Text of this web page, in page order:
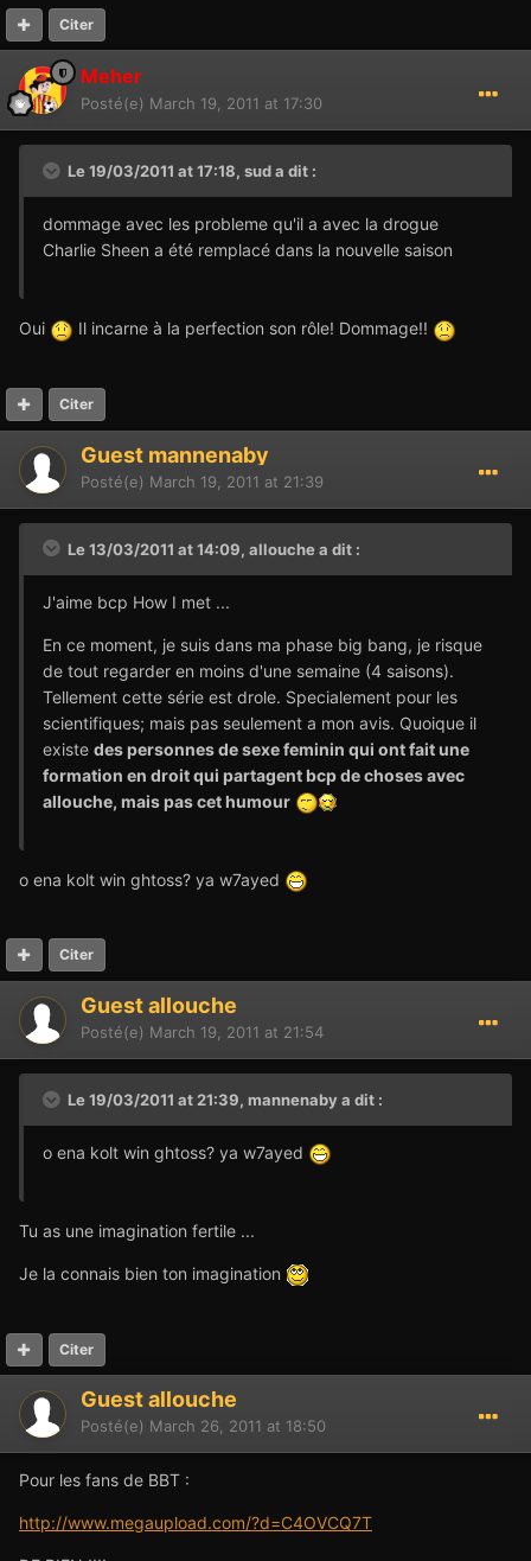
Citer
Meher
Posté(e) March 19, 2011 at 17:30
Le 19/03/2011 at 17:18, sud a dit :
dommage avec les probleme qu'il a avec la drogue
Charlie Sheen a été remplacé dans la nouvelle saison
Oui Il incarne à la perfection son rôle! Dommage!!
Citer
Guest mannenaby
Posté(e) March 19, 2011 at 21:39
Le 13/03/2011 at 14:09, allouche a dit :
J'aime bcp How I met ...
En ce moment, je suis dans ma phase big bang, je risque
de tout regarder en moins d'une semaine (4 saisons).
Tellement cette série est drole. Specialement pour les
scientifiques; mais pas seulement a mon avis. Quoique il
existe des personnes de sexe feminin qui ont fait une
formation en droit qui partagent bcp de choses avec
allouche, mais pas cet humour
o ena kolt win ghtoss? ya w7ayed
Citer
Guest allouche
Posté(e) March 19, 2011 at 21:54
Le 19/03/2011 at 21:39, mannenaby a dit :
o ena kolt win ghtoss? ya w7ayed
Tu as une imagination fertile ...
Je la connais bien ton imagination
Citer
Guest allouche
Posté(e) March 26, 2011 at 18:50
Pour les fans de BBT :
http://www.megaupload.com/?d=C4OVCQ7T